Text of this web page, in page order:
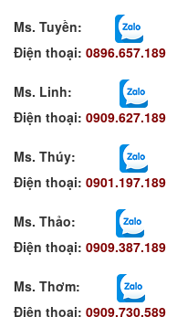
Ms. Tuyền:
Điện thoại: 0896.657.189
Ms. Linh:
Điện thoại: 0909.627.189
Ms. Thúy:
Điện thoại: 0901.197.189
Ms. Thảo:
Điện thoại: 0909.387.189
Ms. Thơm:
Điện thoại: 0909.730.589